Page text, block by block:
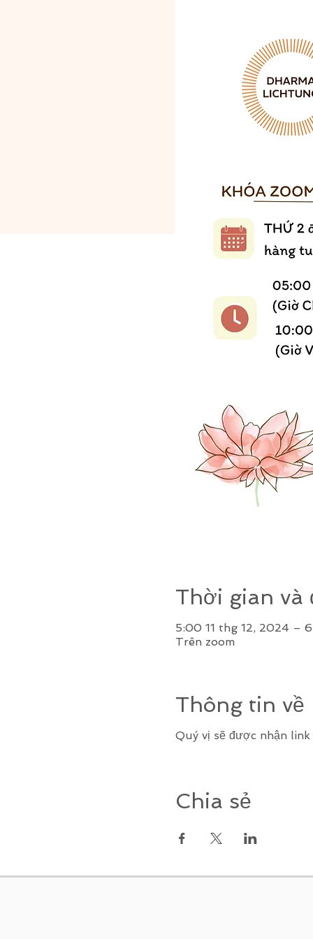
Thời gian và
5:00 11 thg 12, 2024 –
Trên zoom
Thông tin về
Quý vị sẽ được nhận link
Chia sẻ